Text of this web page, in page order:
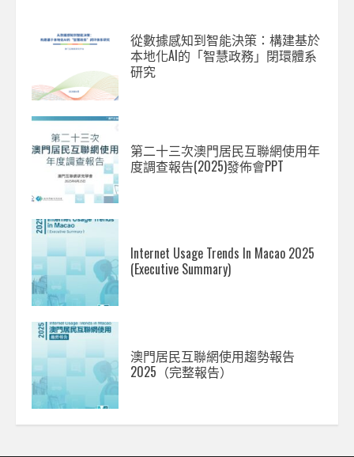
從數據感知到智能決策：構建基於
本地化AI的「智慧政務」閉環體系
研究
第二十三次澳門居民互聯網使用年
度調查報告(2025)發佈會PPT
Internet Usage Trends In Macao 2025
(Executive Summary)
澳門居民互聯網使用趨勢報告
2025（完整報告）